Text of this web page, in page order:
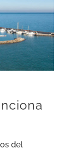
del